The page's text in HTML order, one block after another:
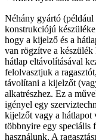
Néhány gyártó
konstrukciójú
hogy a kijelző és a
van rögzítve a
hátlap eltávolításával
felolvasztjuk a
távolítani a kijelzőt
alkatrészhez. Ez a
igényel egy
kijelzőt vagy a hátlapot
többnyire egy speciális
használunk. A